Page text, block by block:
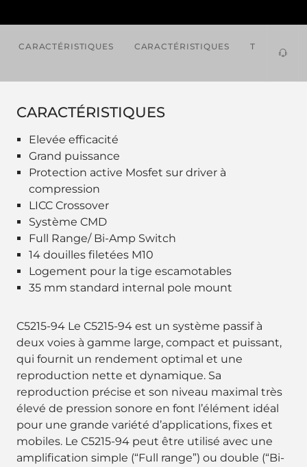
CARACTÉRISTIQUES CARACTÉRISTIQUES
CARACTÉRISTIQUES
Elevée efficacité
Grand puissance
Protection active Mosfet sur driver à
compression
LICC Crossover
Système CMD
Full Range/ Bi-Amp Switch
14 douilles filetées M10
Logement pour la tige escamotables
35 mm standard internal pole mount
C5215-94 Le C5215-94 est un système passif à
deux voies à gamme large, compact et puissant,
qui fournit un rendement optimal et une
reproduction nette et dynamique. Sa
reproduction précise et son niveau maximal très
élevé de pression sonore en font l’élément idéal
pour une grande variété d’applications, fixes et
mobiles. Le C5215-94 peut être utilisé avec une
amplification simple (“Full range”) ou double (“Bi-